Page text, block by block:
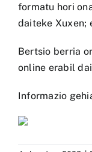
formatu hori
daiteke Xuxen;
Bertsio berria
online erabil
Informazio